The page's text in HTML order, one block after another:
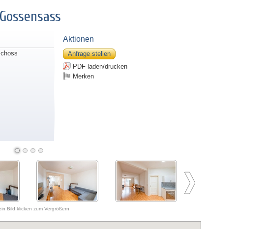
Aktionen
Anfrage stellen
PDF laden/drucken
Merken
Bild klicken zum Vergrößern